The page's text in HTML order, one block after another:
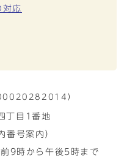
対応
）
丁目1番地
番号案内）
9時から午後5時まで